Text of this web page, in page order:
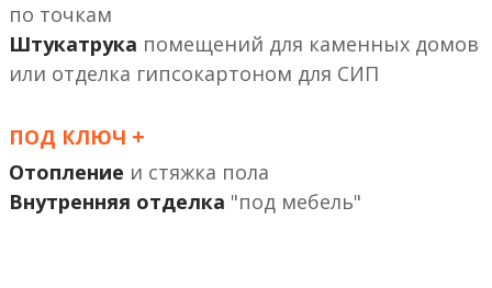
по точкам
Штукатрука помещений
или отделка гипсокартоном
ПОД КЛЮЧ +
Отопление и стяжка пола
Внутренняя отделка "под мебель"